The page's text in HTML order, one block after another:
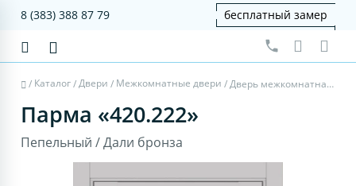
8 (383) 388 87 79 бесплатный замер
/ Каталог/Двери / Межкомнатные двери / Дверь межкомнатная Парма 420.222 - пепельный, дали бронза
Парма «420.222»
Пепельный / Дали бронза